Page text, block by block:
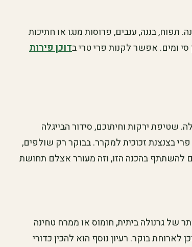
בננה, ענבים, פרוסות מנגו או חתיכות
סי ומים. אפשר לקנות פרי טרי בדוכן פירות
שטיפת ירקות וחיתוכם, סידור הבייגלה
בצנצנת זכוכית למקרר. בבוקר רק שולפים,
להשתתף בהכנה הזו, וזה מעורר אצלם תחושת
של גרנולה ביתית, חומוס או ממרח טחינה
בוקר. רעיון נוסף הוא להכין כדורי